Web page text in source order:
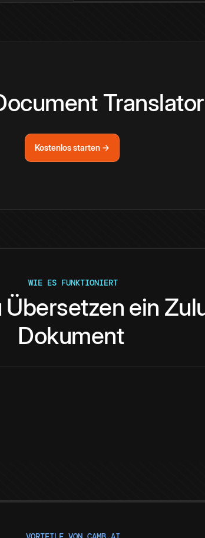
Kostenlos starten →
WIE ES FUNKTIONIERT
Übersetzen ein
Dokument